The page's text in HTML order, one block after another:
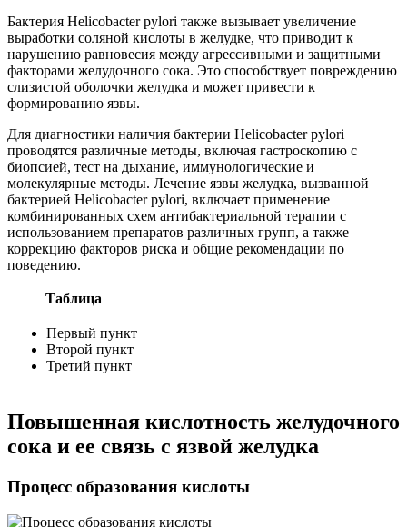
Бактерия Helicobacter pylori также вызывает увеличение
выработки соляной кислоты в желудке, что приводит к
нарушению равновесия между агрессивными и защитными
факторами желудочного сока. Это способствует повреждению
слизистой оболочки желудка и может привести к
формированию язвы.
Для диагностики наличия бактерии Helicobacter pylori
проводятся различные методы, включая гастроскопию с
биопсией, тест на дыхание, иммунологические и
молекулярные методы. Лечение язвы желудка, вызванной
бактерией Helicobacter pylori, включает применение
комбинированных схем антибактериальной терапии с
использованием препаратов различных групп, а также
коррекцию факторов риска и общие рекомендации по
поведению.
Таблица
Первый пункт
Второй пункт
Третий пункт
Повышенная кислотность желудочного
сока и ее связь с язвой желудка
Процесс образования кислоты